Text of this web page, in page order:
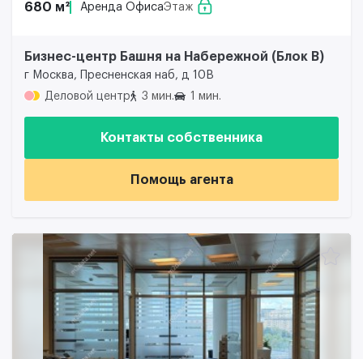
680 м² Аренда ОфисаЭтаж
Бизнес-центр Башня на Набережной (Блок B)
г Москва, Пресненская наб, д 10В
Деловой центр
3 мин. 1 мин.
Контакты собственника
Помощь агента